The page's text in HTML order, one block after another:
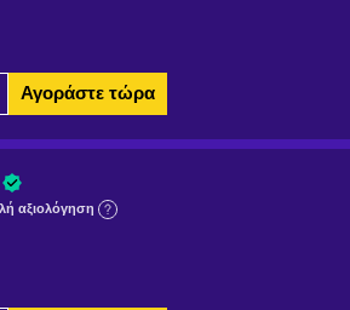
Αγοράστε τώρα
αξιολόγηση